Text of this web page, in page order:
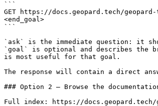
```
GET https://docs.geopard.tech/
<end_goal>
```
`ask` is the immediate question: it
`goal` is optional and describes the
is most useful for that goal.
The response will contain a direct
### Option 2 — Browse the
Full index: https://docs.geopard.tech/